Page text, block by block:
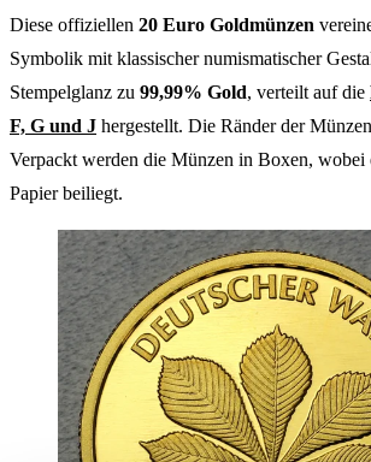
Diese offiziellen 20 Euro Goldmünzen
Symbolik mit klassischer numismatischer
Stempelglanz zu 99,99% Gold, verteilt auf die
F, G und J hergestellt. Die Ränder der
Verpackt werden die Münzen in Boxen, wobei
Papier beiliegt.